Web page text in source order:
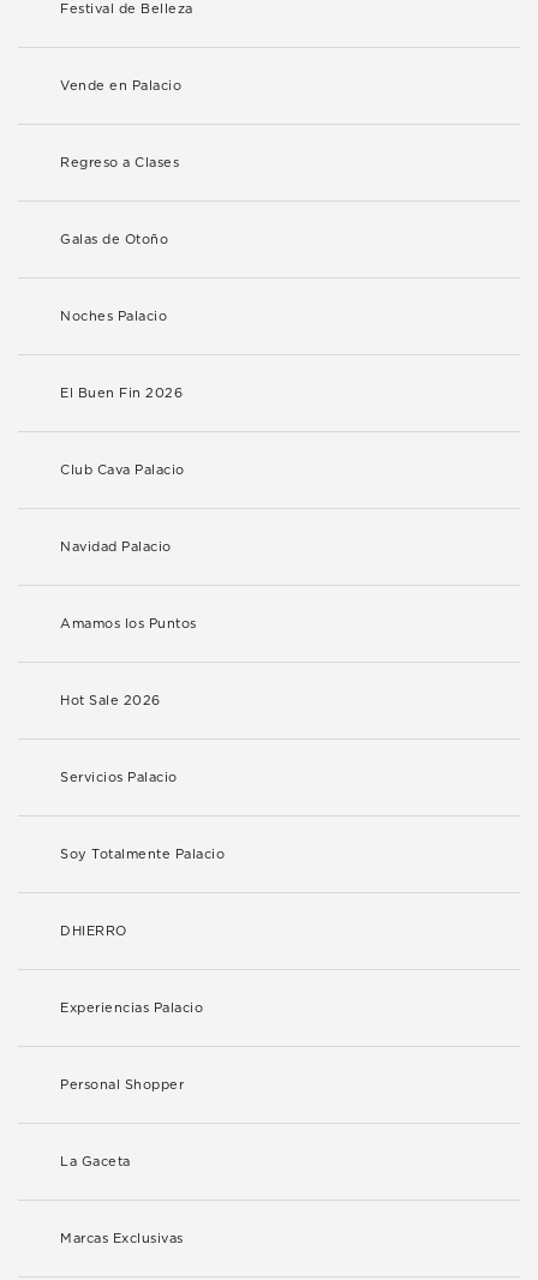
Festival de Belleza
Vende en Palacio
Regreso a Clases
Galas de Otoño
Noches Palacio
El Buen Fin 2026
Club Cava Palacio
Navidad Palacio
Amamos los Puntos
Hot Sale 2026
Servicios Palacio
Soy Totalmente Palacio
DHIERRO
Experiencias Palacio
Personal Shopper
La Gaceta
Marcas Exclusivas